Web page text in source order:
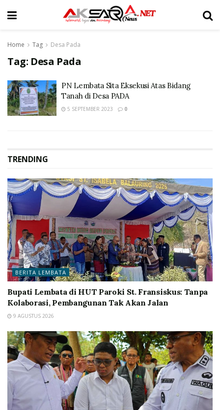
Home Tag Desa Pada
Tag: Desa Pada
PN Lembata Sita Eksekusi Atas Bidang
Tanah di Desa PADA
5 SEPTEMBER 2023 0
TRENDING
BERITA LEMBATA
Bupati Lembata di HUT Paroki St. Fransiskus: Tanpa
Kolaborasi, Pembangunan Tak Akan Jalan
9 AGUSTUS 2026